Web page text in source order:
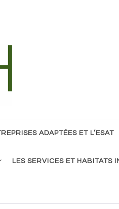
ADAPTÉES ET L’ESAT
LES SERVICES ET HABITATS